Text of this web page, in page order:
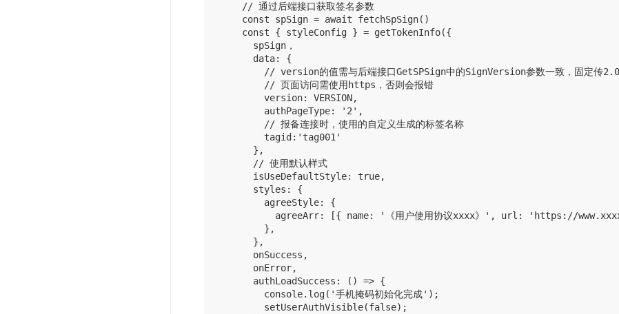
    // 通过后端接口获取签名参数
    const spSign = await fetchSpSign()
    const { styleConfig } = getTokenInfo({
      spSign，
      data: {
        // version的值需与后端接口GetSPSign中的SignVersion参数一致，固定传2.0
        // 页面访问需使用https，否则会报错
        version: VERSION,
        authPageType: '2',
        // 报备连接时，使用的自定义生成的标签名称
        tagid:'tag001'
      },
      // 使用默认样式
      isUseDefaultStyle: true,
      styles: {
        agreeStyle: {
agreeArr: [{ name: '《用户使用协议xxxx》', url: 'https://
        },
      },
      onSuccess,
      onError,
      authLoadSuccess: () => {
        console.log('手机掩码初始化完成');
        setUserAuthVisible(false);